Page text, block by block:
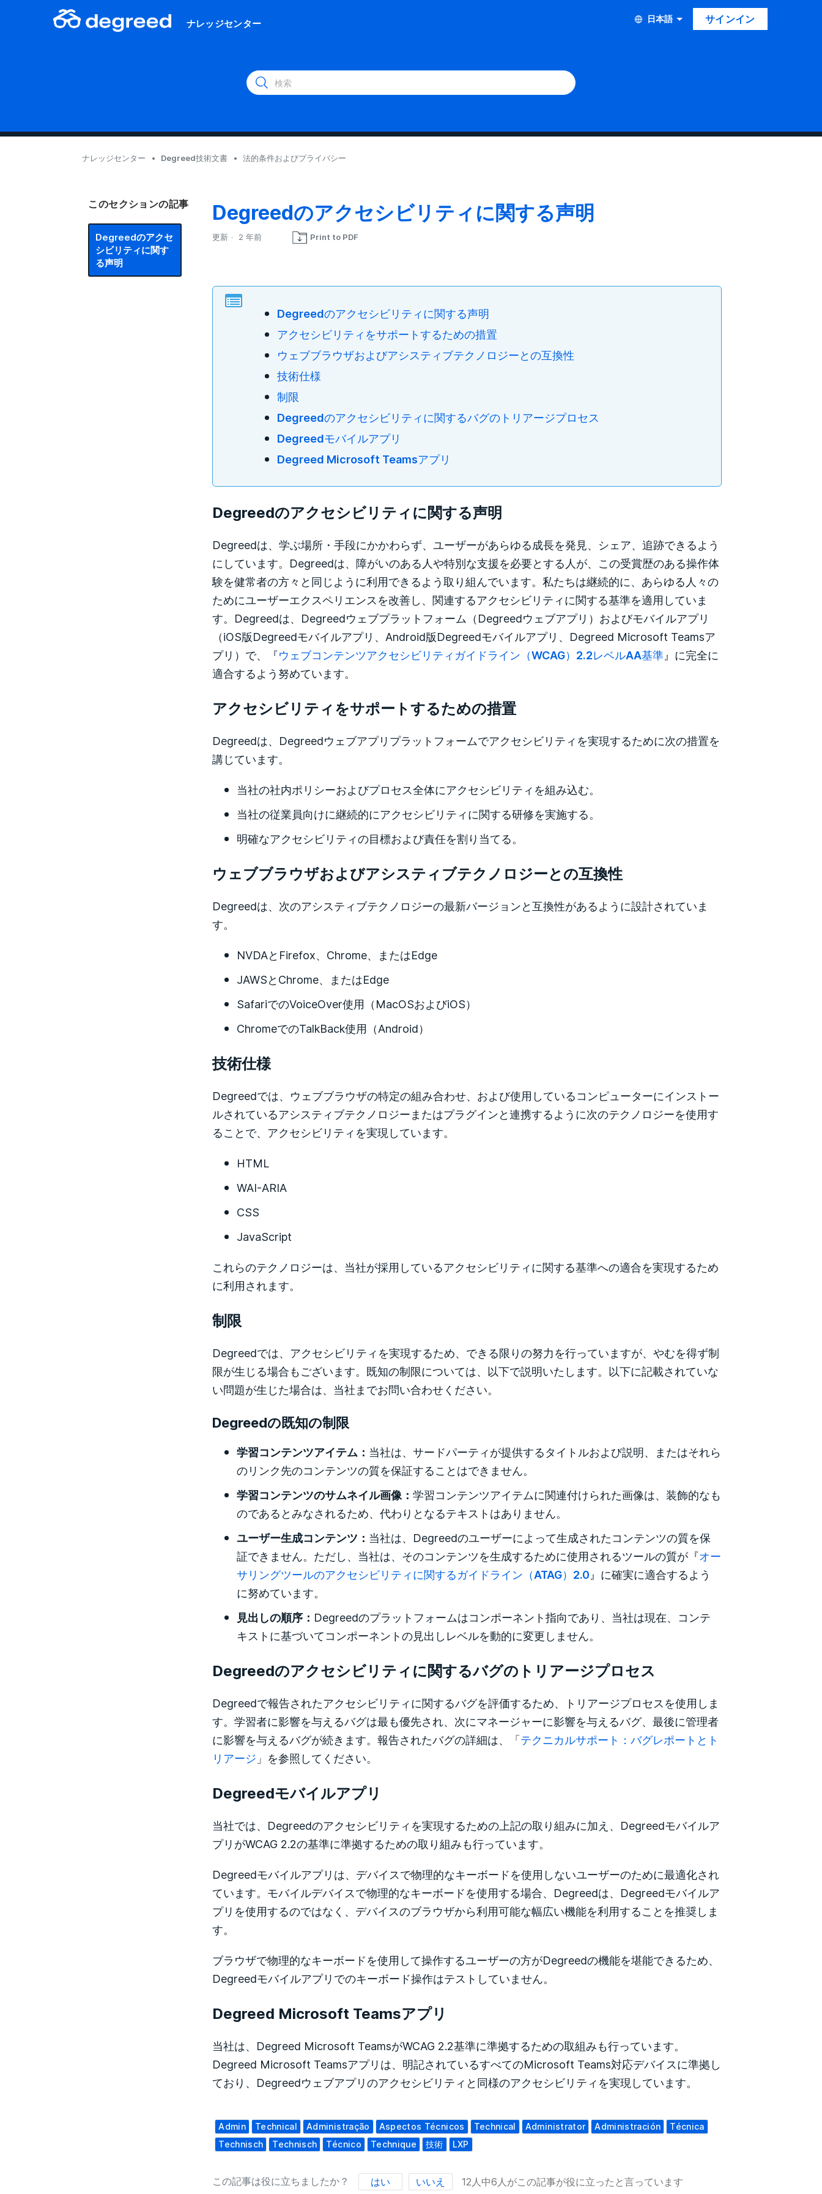
ナレッジセンター 日本語 サインイン
ナレッジセンター Degreed技術文書 法的条件およびプライバシー
このセクションの記事
Degreedのアクセ
シビリティに関す
る声明
Degreedのアクセシビリティに関する声明
更新 2 年前 Print to PDF
Degreedのアクセシビリティに関する声明
アクセシビリティをサポートするための措置
ウェブブラウザおよびアシスティブテクノロジーとの互換性
技術仕様
制限
Degreedのアクセシビリティに関するバグのトリアージプロセス
Degreedモバイルアプリ
Degreed Microsoft Teamsアプリ
Degreedのアクセシビリティに関する声明
Degreedは、学ぶ場所・手段にかかわらず、ユーザーがあらゆる成長を発見、シェア、追跡できるよう
にしています。Degreedは、障がいのある人や特別な支援を必要とする人が、この受賞歴のある操作体
験を健常者の方々と同じように利用できるよう取り組んでいます。私たちは継続的に、あらゆる人々の
ためにユーザーエクスペリエンスを改善し、関連するアクセシビリティに関する基準を適用していま
す。Degreedは、Degreedウェブプラットフォーム（Degreedウェブアプリ）およびモバイルアプリ
（iOS版Degreedモバイルアプリ、Android版Degreedモバイルアプリ、Degreed Microsoft Teamsア
プリ）で、『ウェブコンテンツアクセシビリティガイドライン（WCAG）2.2レベルAA基準』に完全に
適合するよう努めています。
アクセシビリティをサポートするための措置
Degreedは、Degreedウェブアプリプラットフォームでアクセシビリティを実現するために次の措置を
講じています。
当社の社内ポリシーおよびプロセス全体にアクセシビリティを組み込む。
当社の従業員向けに継続的にアクセシビリティに関する研修を実施する。
明確なアクセシビリティの目標および責任を割り当てる。
ウェブブラウザおよびアシスティブテクノロジーとの互換性
Degreedは、次のアシスティブテクノロジーの最新バージョンと互換性があるように設計されていま
す。
NVDAとFirefox、Chrome、またはEdge
JAWSとChrome、またはEdge
SafariでのVoiceOver使用（MacOSおよびiOS）
ChromeでのTalkBack使用（Android）
技術仕様
Degreedでは、ウェブブラウザの特定の組み合わせ、および使用しているコンピューターにインストー
ルされているアシスティブテクノロジーまたはプラグインと連携するように次のテクノロジーを使用す
ることで、アクセシビリティを実現しています。
HTML
WAI-ARIA
CSS
JavaScript
これらのテクノロジーは、当社が採用しているアクセシビリティに関する基準への適合を実現するため
に利用されます。
制限
Degreedでは、アクセシビリティを実現するため、できる限りの努力を行っていますが、やむを得ず制
限が生じる場合もございます。既知の制限については、以下で説明いたします。以下に記載されていな
い問題が生じた場合は、当社までお問い合わせください。
Degreedの既知の制限
学習コンテンツアイテム： 当社は、サードパーティが提供するタイトルおよび説明、またはそれら
のリンク先のコンテンツの質を保証することはできません。
学習コンテンツのサムネイル画像：学習コンテンツアイテムに関連付けられた画像は、装飾的なも
のであるとみなされるため、代わりとなるテキストはありません。
ユーザー生成コンテンツ： 当社は、Degreedのユーザーによって生成されたコンテンツの質を保
証できません。ただし、当社は、そのコンテンツを生成するために使用されるツールの質が『オー
サリングツールのアクセシビリティに関するガイドライン（ATAG）2.0』に確実に適合するよう
に努めています。
見出しの順序： Degreedのプラットフォームはコンポーネント指向であり、当社は現在、コンテ
キストに基づいてコンポーネントの見出しレベルを動的に変更しません。
Degreedのアクセシビリティに関するバグのトリアージプロセス
Degreedで報告されたアクセシビリティに関するバグを評価するため、トリアージプロセスを使用しま
す。学習者に影響を与えるバグは最も優先され、次にマネージャーに影響を与えるバグ、最後に管理者
に影響を与えるバグが続きます。報告されたバグの詳細は、「テクニカルサポート：バグレポートとト
リアージ 」を参照してください。
Degreedモバイルアプリ
当社では、Degreedのアクセシビリティを実現するための上記の取り組みに加え、Degreedモバイルア
プリがWCAG 2.2の基準に準拠するための取り組みも行っています。
Degreedモバイルアプリは、デバイスで物理的なキーボードを使用しないユーザーのために最適化され
ています。モバイルデバイスで物理的なキーボードを使用する場合、Degreedは、Degreedモバイルア
プリを使用するのではなく、デバイスのブラウザから利用可能な幅広い機能を利用することを推奨しま
す。
ブラウザで物理的なキーボードを使用して操作するユーザーの方がDegreedの機能を堪能できるため、
Degreedモバイルアプリでのキーボード操作はテストしていません。
Degreed Microsoft Teamsアプリ
当社は、Degreed Microsoft TeamsがWCAG 2.2基準に準拠するための取組みも行っています。
Degreed Microsoft Teamsアプリは、明記されているすべてのMicrosoft Teams対応デバイスに準拠し
ており、Degreedウェブアプリのアクセシビリティと同様のアクセシビリティを実現しています。
Admin Technical Administração Aspectos Técnicos Technical Administrator Administración
Técnica
Technisch
Technisch Técnico Technique 技術 LXP
この記事は役に立ちましたか？ はい いいえ 12人中6人がこの記事が役に立ったと言っています